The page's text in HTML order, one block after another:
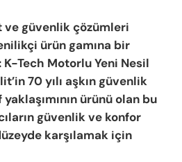
ve güvenlik çözümleri
ürün gamına bir
Tech Motorlu Yeni Nesil
70 yılı aşkın güvenlik
ürünü olan bu
güvenlik ve konfor
karşılamak için